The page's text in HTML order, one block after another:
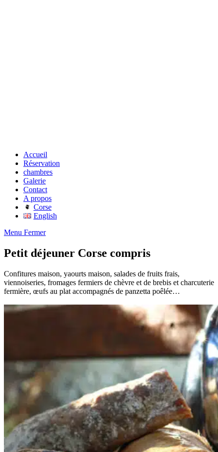
Accueil
Réservation
chambres
Galerie
Contact
A propos
Corse
English
Menu Fermer
Petit déjeuner Corse compris
Confitures maison, yaourts maison, salades de fruits frais,
viennoiseries, fromages fermiers de chèvre et de brebis et charcuterie
fermière, œufs au plat accompagnés de panzetta poêlée…